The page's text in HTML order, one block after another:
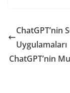
Uygulamaları
ChatGPT’nin